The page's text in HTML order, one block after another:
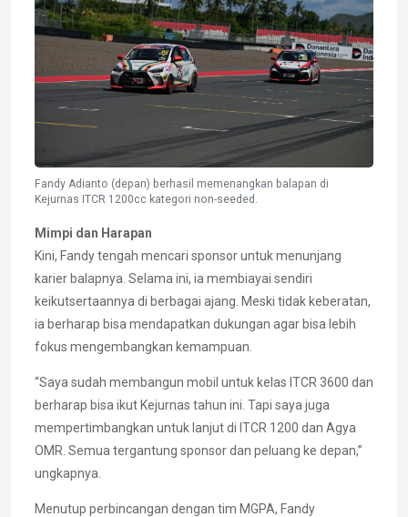
Fandy Adianto (depan) berhasil memenangkan balapan di
Kejurnas ITCR 1200cc kategori non-seeded.
Mimpi dan Harapan
Kini, Fandy tengah mencari sponsor untuk menunjang
karier balapnya. Selama ini, ia membiayai sendiri
keikutsertaannya di berbagai ajang. Meski tidak keberatan,
ia berharap bisa mendapatkan dukungan agar bisa lebih
fokus mengembangkan kemampuan.
“Saya sudah membangun mobil untuk kelas ITCR 3600 dan
berharap bisa ikut Kejurnas tahun ini. Tapi saya juga
mempertimbangkan untuk lanjut di ITCR 1200 dan Agya
OMR. Semua tergantung sponsor dan peluang ke depan,”
ungkapnya.
Menutup perbincangan dengan tim MGPA, Fandy